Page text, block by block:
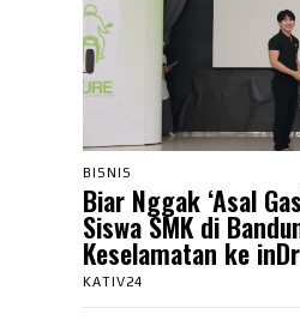
BISNIS
Biar Nggak ‘Asal
Siswa SMK di
Keselamatan ke
KATIV24